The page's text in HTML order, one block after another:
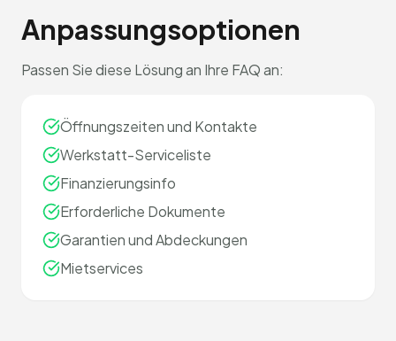
Anpassungsoptionen
Passen Sie diese Lösung an Ihre FAQ an:
Öffnungszeiten und Kontakte
Werkstatt-Serviceliste
Finanzierungsinfo
Erforderliche Dokumente
Garantien und Abdeckungen
Mietservices